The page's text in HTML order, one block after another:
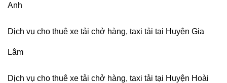
Anh
Dịch vụ cho thuê xe tải chở hàng, taxi tải tại Huyện Gia
Lâm
Dịch vụ cho thuê xe tải chở hàng, taxi tải tại Huyện Hoài